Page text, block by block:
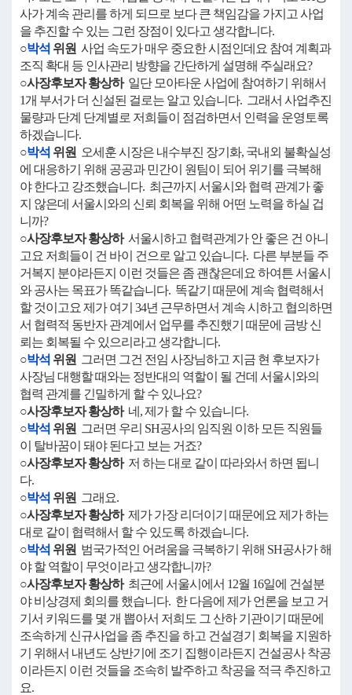
사가 계속 관리를 하게 되므로 보다 큰 책임감을 가지고 사업
을 추진할 수 있는 그런 장점이 있다고 생각합니다.
○박석 위원 사업 속도가 매우 중요한 시점인데요 참여 계획과
조직 확대 등 인사관리 방향을 간단하게 설명해 주실래요?
○사장후보자 황상하일단 모아타운 사업에 참여하기 위해서
1개 부서가 더 신설된 걸로는 알고 있습니다. 그래서 사업추진
물량과 단계 단계별로 저희들이 점검하면서 인력을 운영토록
하겠습니다.
○박석 위원 오세훈 시장은 내수부진 장기화, 국내외 불확실성
에 대응하기 위해 공공과 민간이 원팀이 되어 위기를 극복해
야 한다고 강조했습니다. 최근까지 서울시와 협력 관계가 좋
지 않은데 서울시와의 신뢰 회복을 위해 어떤 노력을 하실 겁
니까?
○사장후보자 황상하서울시하고 협력관계가 안 좋은 건 아니
고요 저희들이 건 바이 건으로 알고 있습니다. 다른 부분들 주
거복지 분야라든지 이런 것들은 좀 괜찮은데요 하여튼 서울시
와 공사는 목표가 똑같습니다. 똑같기 때문에 계속 협력해서
할 것이고요 제가 여기 34년 근무하면서 계속 시하고 협의하면
서 협력적 동반자 관계에서 업무를 추진했기 때문에 금방 신
뢰는 회복될 수 있으리라고 생각합니다.
○박석 위원 그러면 그건 전임 사장님하고 지금 현 후보자가
사장님 대행할 때와는 정반대의 역할이 될 건데 서울시와의
협력 관계를 긴밀하게 할 수 있나요?
○사장후보자 황상하네, 제가 할 수 있습니다.
○박석 위원 그러면 우리 SH공사의 임직원 이하 모든 직원들
이 탈바꿈이 돼야 된다고 보는 거죠?
○사장후보자 황상하저 하는 대로 같이 따라와서 하면 됩니
다.
○박석 위원 그래요.
○사장후보자 황상하제가 가장 리더이기 때문에요 제가 하는
대로 같이 협력해서 할 수 있도록 하겠습니다.
○박석 위원 범국가적인 어려움을 극복하기 위해 SH공사가 해
야 할 역할이 무엇이라고 생각합니까?
○사장후보자 황상하최근에 서울시에서 12월 16일에 건설분
야 비상경제 회의를 했습니다. 한 다음에 제가 언론을 보고 거
기서 키워드를 몇 개 뽑아서 저희도 그 산하 기관이기 때문에
조속하게 신규사업을 좀 추진을 하고 건설경기 회복을 지원하
기 위해서 내년도 상반기에 조기 집행이라든지 건설공사 착공
이라든지 이런 것들을 조속히 발주하고 착공을 적극 추진하고
요.